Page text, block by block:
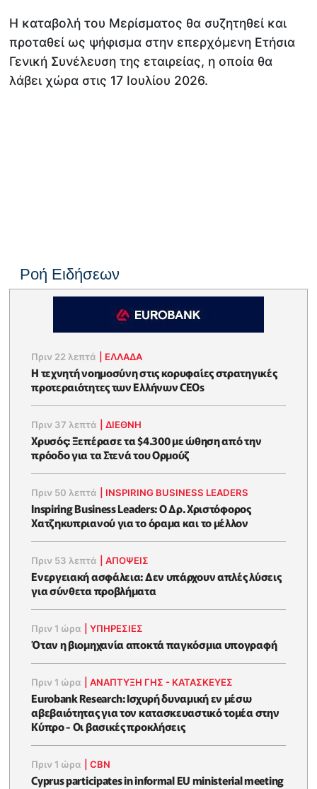
Η καταβολή του Μερίσματος θα συζητηθεί και
προταθεί ως ψήφισμα στην επερχόμενη Ετήσια
Γενική Συνέλευση της εταιρείας, η οποία θα
λάβει χώρα στις 17 Ιουλίου 2026.
Ροή Ειδήσεων
Πριν 22 λεπτά ΕΛΛΆΔΑ
Η τεχνητή νοημοσύνη στις κορυφαίες στρατηγικές
προτεραιότητες των Ελλήνων CEOs
Πριν 37 λεπτά |ΔΙΕΘΝΗ
Χρυσός: Ξεπέρασε τα $4.300 με ώθηση από την
πρόοδο για τα Στενά του Ορμούζ
Πριν 50 λεπτά INSPIRING BUSINESS LEADERS
Inspiring Business Leaders: Ο Δρ. Χριστόφορος
Χατζηκυπριανού για το όραμα και το μέλλον
Πριν 53 λεπτά |ΑΠΌΨΕΙΣ
Ενεργειακή ασφάλεια: Δεν υπάρχουν απλές λύσεις
για σύνθετα προβλήματα
Πριν 1 ώρα |ΥΠΗΡΕΣΙΕΣ
Όταν η βιομηχανία αποκτά παγκόσμια υπογραφή
Πριν 1 ώρα |ΑΝΑΠΤΥΞΗ ΓΗΣ - ΚΑΤΑΣΚΕΥΕΣ
Eurobank Research: Ισχυρή δυναμική εν μέσω
αβεβαιότητας για τον κατασκευαστικό τομέα στην
Κύπρο - Οι βασικές προκλήσεις
Πριν 1 ώρα |CBN
Cyprus participates in informal EU ministerial meeting